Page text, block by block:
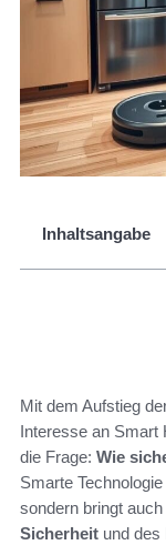
Inhaltsangabe
Mit dem Aufstieg
Interesse an Smart
die Frage: Wie
Smarte
sondern bringt
Sicherheit und des